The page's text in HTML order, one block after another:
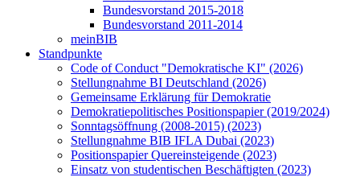
Bundesvorstand 2015-2018
Bundesvorstand 2011-2014
meinBIB
Standpunkte
Code of Conduct "Demokratische KI" (2026)
Stellungnahme BI Deutschland (2026)
Gemeinsame Erklärung für Demokratie
Demokratiepolitisches Positionspapier (2019/2024)
Sonntagsöffnung (2008-2015) (2023)
Stellungnahme BIB IFLA Dubai (2023)
Positionspapier Quereinsteigende (2023)
Einsatz von studentischen Beschäftigten (2023)